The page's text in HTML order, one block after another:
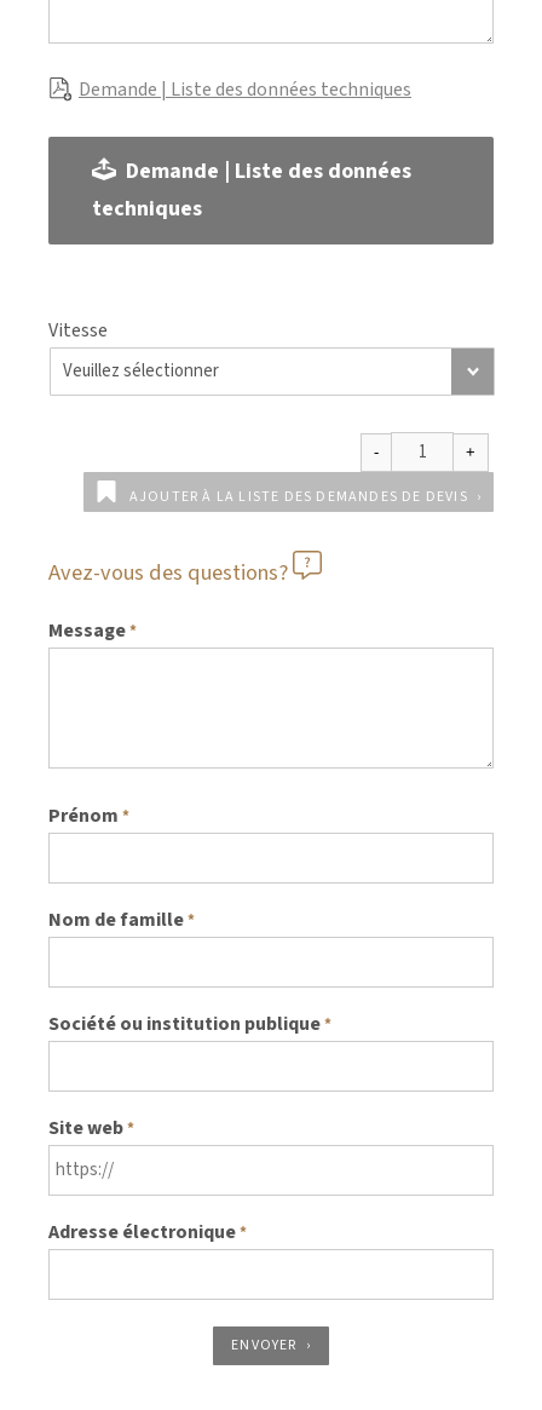
Demande | Liste des données techniques
Demande | Liste des données
techniques
Vitesse
AJOUTER À LA LISTE DES DEMANDES DE DEVIS
Avez-vous des questions?
Message*
Prénom *
Nom de famille*
Société ou institution publique*
Site web*
Adresse électronique*
ENVOYER